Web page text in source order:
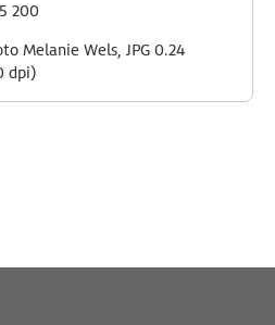
200
Melanie Wels, JPG 0.24
dpi)